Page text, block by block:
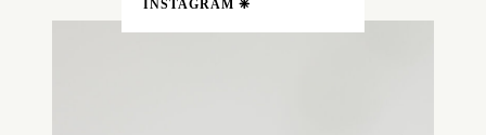
INSTAGRAM ❈